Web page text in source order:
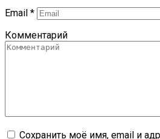
Email *
Комментарий
Сохранить моё имя, email и